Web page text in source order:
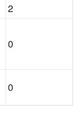
2
0
0